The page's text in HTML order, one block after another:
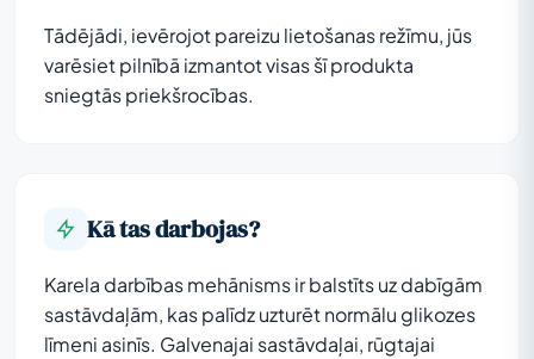
Tādējādi, ievērojot pareizu lietošanas režīmu, jūs
varēsiet pilnībā izmantot visas šī produkta
sniegtās priekšrocības.
Kā tas darbojas?
Karela darbības mehānisms ir balstīts uz dabīgām
sastāvdaļām, kas palīdz uzturēt normālu glikozes
līmeni asinīs. Galvenajai sastāvdaļai, rūgtajai